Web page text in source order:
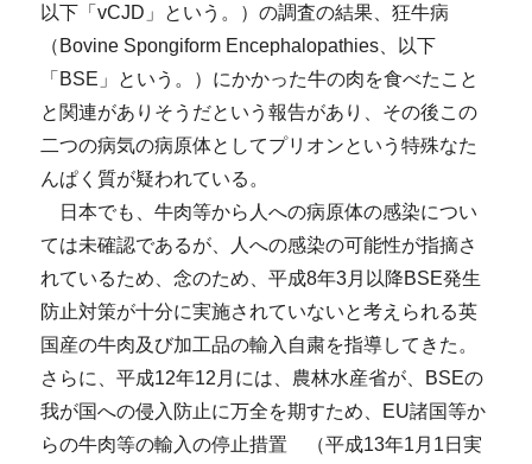
以下「vCJD」という。）の調査の結果、狂牛病
（Bovine Spongiform Encephalopathies、以下
「BSE」という。）にかかった牛の肉を食べたこと
と関連がありそうだという報告があり、その後この
二つの病気の病原体としてプリオンという特殊なた
んぱく質が疑われている。
日本でも、牛肉等から人への病原体の感染につい
ては未確認であるが、人への感染の可能性が指摘さ
れているため、念のため、平成8年3月以降BSE発生
防止対策が十分に実施されていないと考えられる英
国産の牛肉及び加工品の輸入自粛を指導してきた。
さらに、平成12年12月には、農林水産省が、BSEの
我が国への侵入防止に万全を期すため、EU諸国等か
らの牛肉等の輸入の停止措置 （平成13年1月1日実